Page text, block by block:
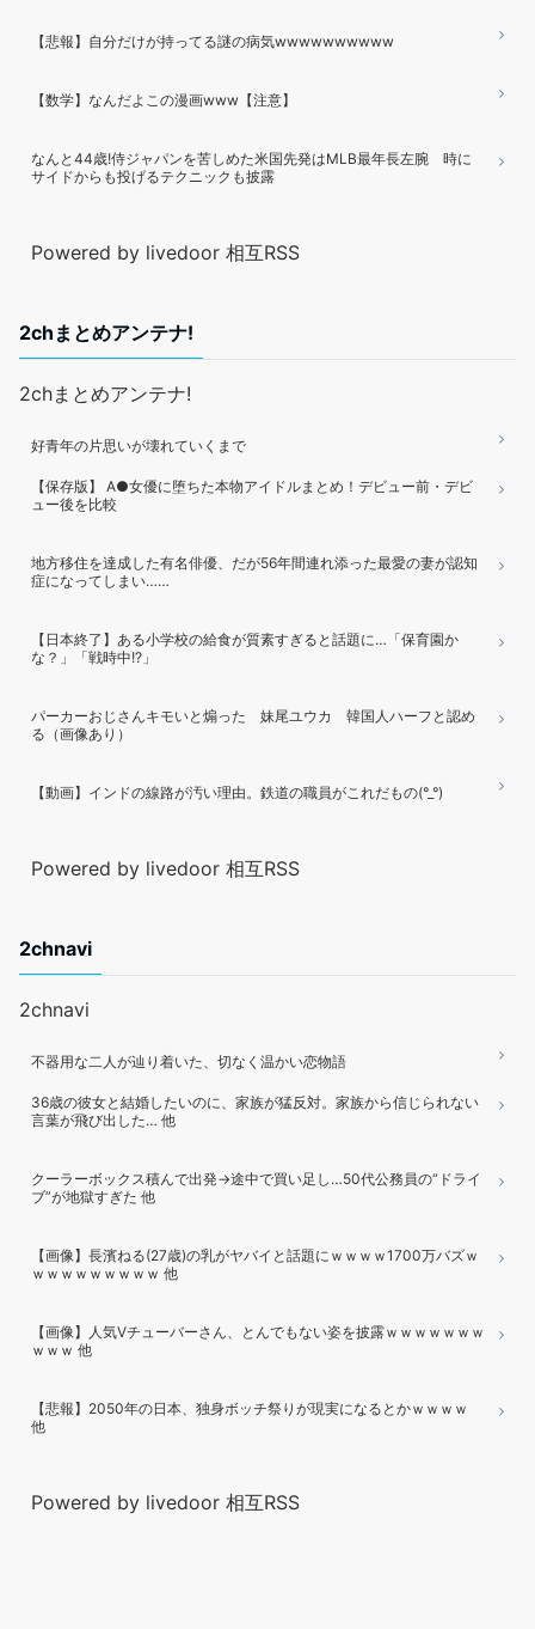
【悲報】自分だけが持ってる謎の病気wwwwwwwwww
【数学】なんだよこの漫画www【注意】
なんと44歳!侍ジャパンを苦しめた米国先発はMLB最年長左腕 時に
サイドからも投げるテクニックも披露
Powered by livedoor 相互RSS
2chまとめアンテナ!
2chまとめアンテナ!
好青年の片思いが壊れていくまで
【保存版】 A●女優に堕ちた本物アイドルまとめ！デビュー前・デビ
ュー後を比較
地方移住を達成した有名俳優、だが56年間連れ添った最愛の妻が認知
症になってしまい……
【日本終了】ある小学校の給食が質素すぎると話題に…「保育園か
な？」「戦時中!?」
パーカーおじさんキモいと煽った 妹尾ユウカ 韓国人ハーフと認め
る（画像あり）
【動画】インドの線路が汚い理由。鉄道の職員がこれだもの(°_°)
Powered by livedoor 相互RSS
2chnavi
2chnavi
不器用な二人が辿り着いた、切なく温かい恋物語
36歳の彼女と結婚したいのに、家族が猛反対。家族から信じられない
言葉が飛び出した… 他
クーラーボックス積んで出発→途中で買い足し…50代公務員の“ドライ
ブ”が地獄すぎた 他
【画像】長濱ねる(27歳)の乳がヤバイと話題にｗｗｗｗ1700万バズｗ
ｗｗｗｗｗｗｗｗｗ 他
【画像】人気Vチューバーさん、とんでもない姿を披露ｗｗｗｗｗｗｗ
ｗｗｗ 他
【悲報】2050年の日本、独身ボッチ祭りが現実になるとかｗｗｗｗ
他
Powered by livedoor 相互RSS